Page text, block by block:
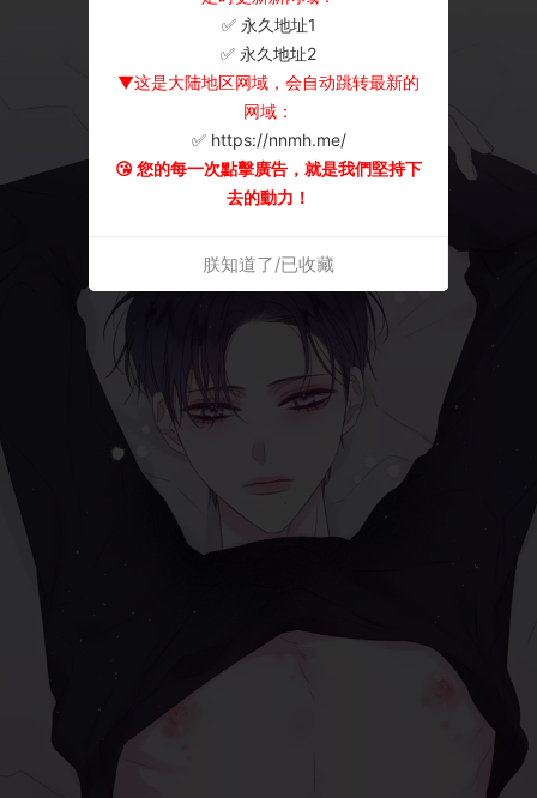
✅ 永久地址1
✅ 永久地址2
▼这是大陆地区网域，会自动跳转最新的
网域：
✅ https://nnmh.me/
😘 您的每一次點擊廣告，就是我們堅持下
去的動力！
朕知道了/已收藏